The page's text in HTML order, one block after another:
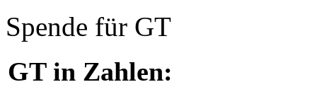
Spende für GT
GT in Zahlen: